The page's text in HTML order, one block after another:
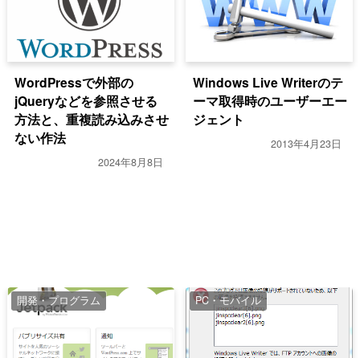
WordPressで外部の
jQueryなどを参照させる
方法と、重複読み込みさせ
ない作法
2024年8月8日
Windows Live Writerのテ
ーマ取得時のユーザーエー
ジェント
2013年4月23日
開発・プログラム PC・モバイル